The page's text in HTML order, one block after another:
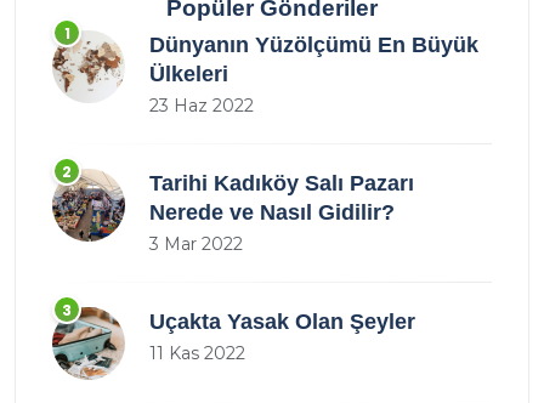
Popüler Gönderiler
1
Dünyanın Yüzölçümü En Büyük
Ülkeleri
23 Haz 2022
2
Tarihi Kadıköy Salı Pazarı
Nerede ve Nasıl Gidilir?
3 Mar 2022
3 Uçakta Yasak Olan Şeyler
11 Kas 2022